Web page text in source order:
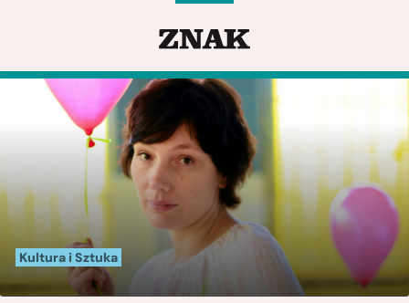
Kultura i Sztuka